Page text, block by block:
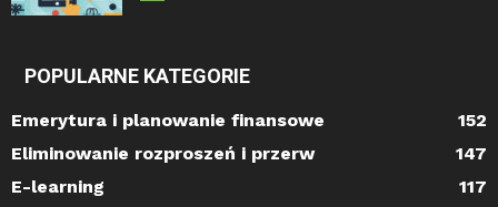
POPULARNE KATEGORIE
Emerytura i planowanie finansowe
152
Eliminowanie rozproszeń i przerw
147
E-learning
117